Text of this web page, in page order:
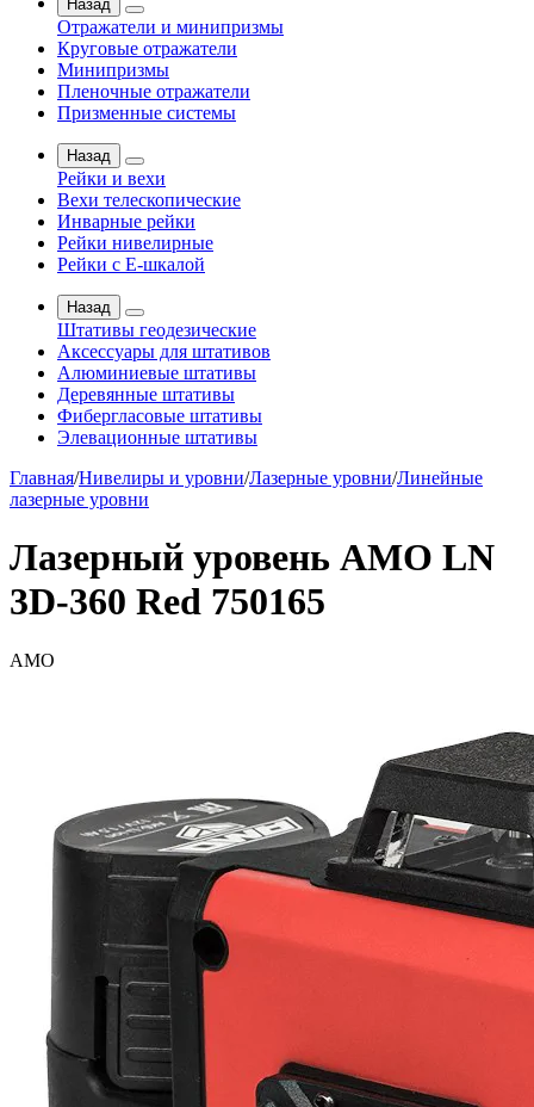
Назад
Отражатели и минипризмы
Круговые отражатели
Минипризмы
Пленочные отражатели
Призменные системы
Назад
Рейки и вехи
Вехи телескопические
Инварные рейки
Рейки нивелирные
Рейки с Е-шкалой
Назад
Штативы геодезические
Аксессуары для штативов
Алюминиевые штативы
Деревянные штативы
Фибергласовые штативы
Элевационные штативы
Главная/Нивелиры и уровни/Лазерные уровни/Линейные
лазерные уровни
Лазерный уровень AMO LN
3D-360 Red 750165
AMO